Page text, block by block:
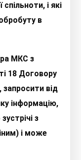
і які
в
МКС з
18 Договору
від
інформацію,
з
і може